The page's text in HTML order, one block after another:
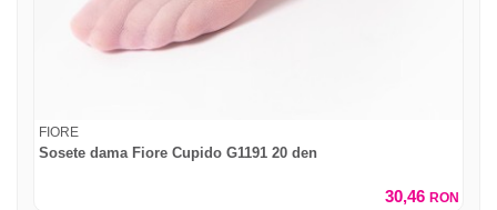
FIORE
Sosete dama Fiore Cupido G1191 20 den
30,46 RON